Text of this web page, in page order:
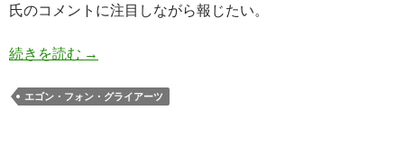
氏のコメントに注目しながら報じたい。
続きを読む フォン・グライアーツ氏: ゴールドとシルバーの
→
エゴン・フォン・グライアーツ